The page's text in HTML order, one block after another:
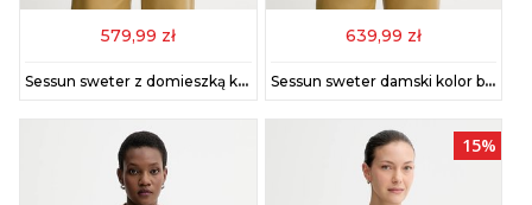
579,99 zł
Sessun sweter z domieszką kaszmiru damski kolor brązowy lekki z golfem 25108015
639,99 zł
Sessun sweter damski kolor brązowy 25109028
15%